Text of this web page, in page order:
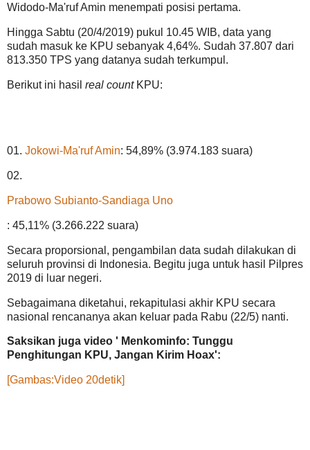
Widodo-Ma'ruf Amin menempati posisi pertama.
Hingga Sabtu (20/4/2019) pukul 10.45 WIB, data yang
sudah masuk ke KPU sebanyak 4,64%. Sudah 37.807 dari
813.350 TPS yang datanya sudah terkumpul.
Berikut ini hasil real countKPU:
01. Jokowi-Ma'ruf Amin: 54,89% (3.974.183 suara)
02.
Prabowo Subianto-Sandiaga Uno
: 45,11% (3.266.222 suara)
Secara proporsional, pengambilan data sudah dilakukan di
seluruh provinsi di Indonesia. Begitu juga untuk hasil Pilpres
2019 di luar negeri.
Sebagaimana diketahui, rekapitulasi akhir KPU secara
nasional rencananya akan keluar pada Rabu (22/5) nanti.
Saksikan juga video ' Menkominfo: Tunggu
Penghitungan KPU, Jangan Kirim Hoax':
[Gambas:Video 20detik]